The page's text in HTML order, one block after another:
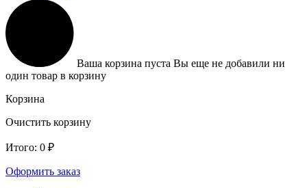
Ваша корзина пуста Вы еще не добавили ни
один товар в корзину
Корзина
Очистить корзину
Итого: 0 ₽
Оформить заказ